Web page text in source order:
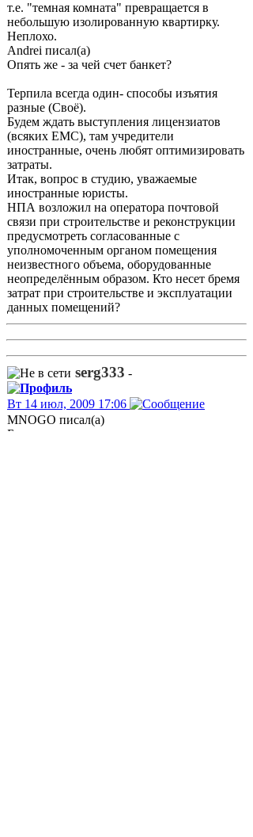
т.е. "темная комната" превращается в
небольшую изолированную квартирку.
Неплохо.
Andrei писал(а)
Опять же - за чей счет банкет?
Терпила всегда один- способы изъятия
разные (Своё).
Будем ждать выступления лицензиатов
(всяких EMC), там учредители
иностранные, очень любят оптимизировать
затраты.
Итак, вопрос в студию, уважаемые
иностранные юристы.
НПА возложил на оператора почтовой
связи при строительстве и реконструкции
предусмотреть согласованные с
уполномоченным органом помещения
неизвестного объема, оборудованные
неопределённым образом. Кто несет бремя
затрат при строительстве и эксплуатации
данных помещений?
serg333 -
Вт 14 июл, 2009 17:06
MNOGO писал(а)
Будем ждать выступления лицензиатов